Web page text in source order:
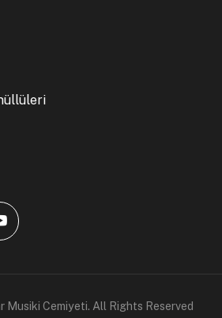
Musiki Cemiyeti. All Rights Reserved